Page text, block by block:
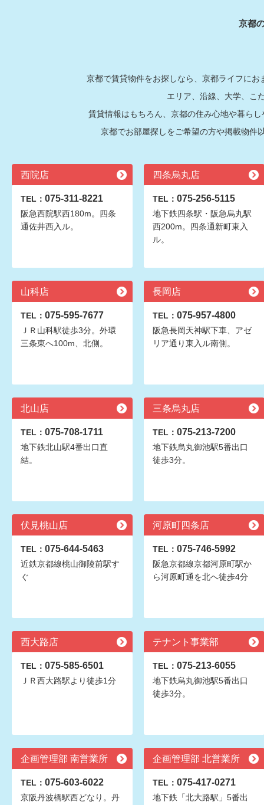
京都
京都で賃貸物件をお探しなら、京都ライフに
エリア、沿線、大学、こ
賃貸情報はもちろん、京都の住み心地や暮ら
京都でお部屋探しをご希望の方や掲載物件
西院店
TEL： 075-311-8221
阪急西院駅西180m。四条
通佐井西入ル。
四条烏丸店
TEL： 075-256-5115
地下鉄四条駅・阪急烏丸駅
西200m。四条通新町東入
ル。
山科店
TEL： 075-595-7677
ＪＲ山科駅徒歩3分。外環
三条東へ100m、北側。
長岡店
TEL： 075-957-4800
阪急長岡天神駅下車、アゼ
リア通り東入ル南側。
北山店
TEL： 075-708-1711
地下鉄北山駅4番出口直
結。
三条烏丸店
TEL： 075-213-7200
地下鉄烏丸御池駅5番出口
徒歩3分。
伏見桃山店
TEL： 075-644-5463
近鉄京都線桃山御陵前駅す
ぐ
河原町四条店
TEL： 075-746-5992
阪急京都線京都河原町駅か
ら河原町通を北へ徒歩4分
西大路店
TEL： 075-585-6501
ＪＲ西大路駅より徒歩1分
テナント事業部
TEL： 075-213-6055
地下鉄烏丸御池駅5番出口
徒歩3分。
企画管理部 南営業所
TEL： 075-603-6022
京阪丹波橋駅西どなり。丹
企画管理部 北営業所
TEL： 075-417-0271
地下鉄「北大路駅」5番出